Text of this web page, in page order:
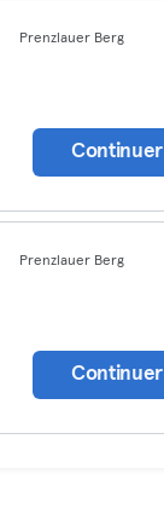
Prenzlauer Berg
Continuer
Prenzlauer Berg
Continuer